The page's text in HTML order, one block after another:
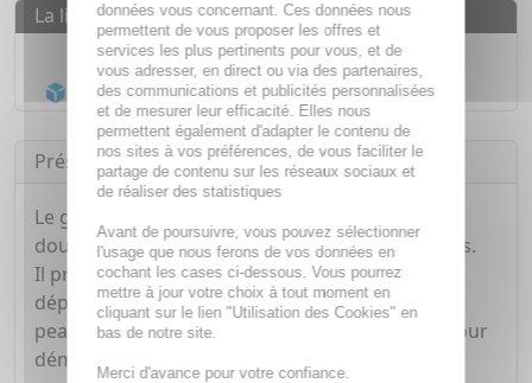
La livraison
Livraison gratuite dès55€
Acheminement Chronoposten 24h*
Présentation
Le gel douche My Coach Happy You nettoie en
douche en douceur les peaux normales à sèches.
Il procure une sensation de fraîcheur intense et
dépose un voile aromatique tonique sur votre
peau. Il apporte un éveille immédiat des sens pour
démarrer la journée du bon pied.
données vous concernant. Ces données nous
permettent de vous proposer les offres et
services les plus pertinents pour vous, et de
vous adresser, en direct ou via des partenaires,
des communications et publicités personnalisées
et de mesurer leur efficacité. Elles nous
permettent également d'adapter le contenu de
nos sites à vos préférences, de vous faciliter le
partage de contenu sur les réseaux sociaux et
de réaliser des statistiques
Avant de poursuivre, vous pouvez sélectionner
l'usage que nous ferons de vos données en
cochant les cases ci-dessous. Vous pourrez
mettre à jour votre choix à tout moment en
cliquant sur le lien "Utilisation des Cookies" en
bas de notre site.
Merci d'avance pour votre confiance.